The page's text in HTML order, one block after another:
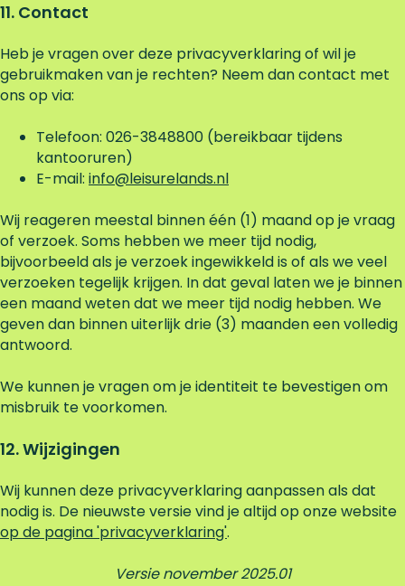
11. Contact
Heb je vragen over deze privacyverklaring of wil je
gebruikmaken van je rechten? Neem dan contact met
ons op via:
Telefoon: 026-3848800 (bereikbaar tijdens
kantooruren)
E-mail: info@leisurelands.nl
Wij reageren meestal binnen één (1) maand op je vraag
of verzoek. Soms hebben we meer tijd nodig,
bijvoorbeeld als je verzoek ingewikkeld is of als we veel
verzoeken tegelijk krijgen. In dat geval laten we je binnen
een maand weten dat we meer tijd nodig hebben. We
geven dan binnen uiterlijk drie (3) maanden een volledig
antwoord.
We kunnen je vragen om je identiteit te bevestigen om
misbruik te voorkomen.
12. Wijzigingen
Wij kunnen deze privacyverklaring aanpassen als dat
nodig is. De nieuwste versie vind je altijd op onze website
op de pagina 'privacyverklaring'.
Versie november 2025.01